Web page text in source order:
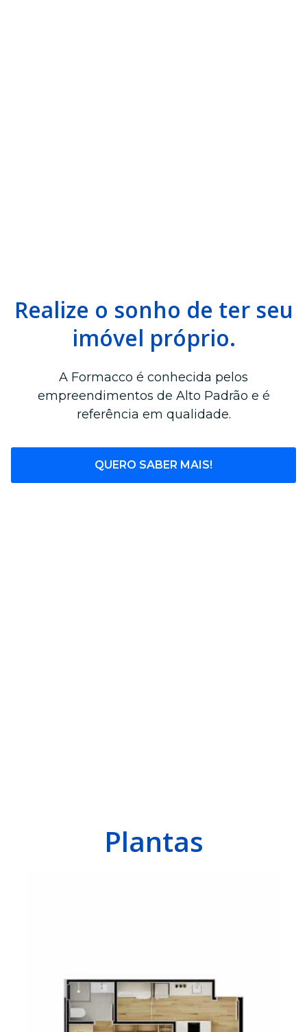
Realize o sonho de ter seu
imóvel próprio.
A Formacco é conhecida pelos
empreendimentos de Alto Padrão e é
referência em qualidade.
QUERO SABER MAIS!
Plantas